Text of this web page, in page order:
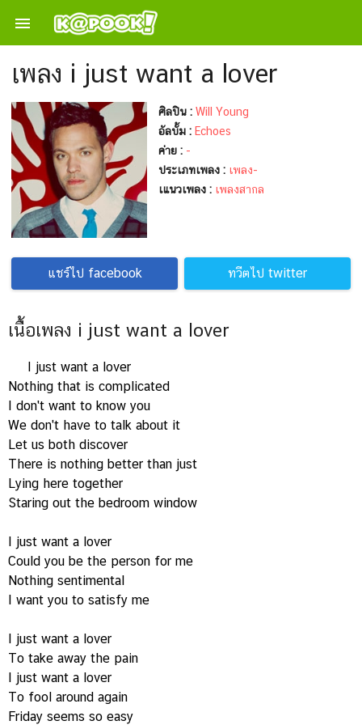

เพลง i just want a lover
ศิลปิน : Will Young
อัลบั้ม : Echoes
ค่าย : -
ประเภทเพลง : เพลง-
เแนวเพลง : เพลงสากล
แชร์ไป facebook ทวีตไป twitter
เนื้อเพลง i just want a lover
I just want a lover
Nothing that is complicated
I don't want to know you
We don't have to talk about it
Let us both discover
There is nothing better than just
Lying here together
Staring out the bedroom window
I just want a lover
Could you be the person for me
Nothing sentimental
I want you to satisfy me
I just want a lover
To take away the pain
I just want a lover
To fool around again
Friday seems so easy